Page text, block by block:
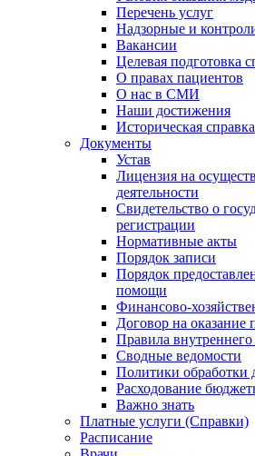
Перечень услуг
Надзорные и
Вакансии
Целевая подготовка
О правах пациентов
О нас в СМИ
Наши достижения
Историческая справка
Документы
Устав
Лицензия на
деятельности
Свидетельство о
регистрации
Нормативные акты
Порядок записи
Порядок
помощи
Финансово-
Договор на оказание
Правила внутреннего
Сводные ведомости
Политики обработки
Расходование
Важно знать
Платные услуги (Справки)
Расписание